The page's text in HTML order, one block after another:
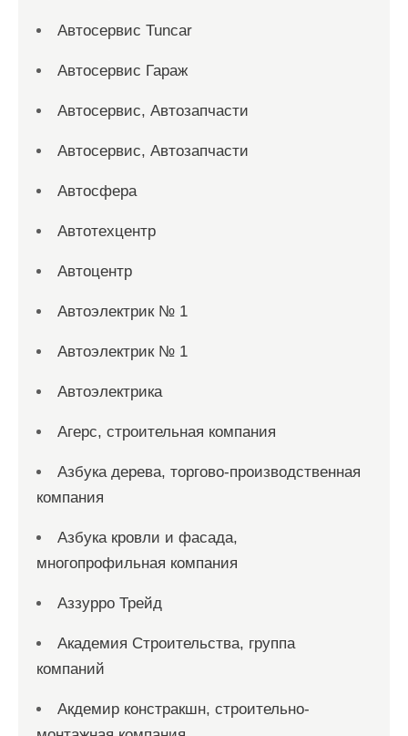
Автосервис Tuncar
Автосервис Гараж
Автосервис, Автозапчасти
Автосервис, Автозапчасти
Автосфера
Автотехцентр
Автоцентр
Автоэлектрик № 1
Автоэлектрик № 1
Автоэлектрика
Агерс, строительная компания
Азбука дерева, торгово-производственная
компания
Азбука кровли и фасада,
многопрофильная компания
Аззурро Трейд
Академия Строительства, группа
компаний
Акдемир констракшн, строительно-